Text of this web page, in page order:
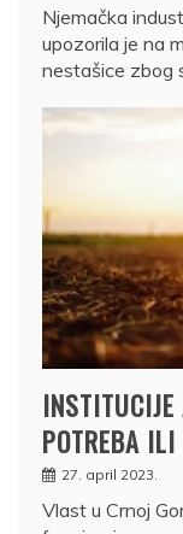
Njemačka
upozorila je na
nestašice zbog
POTREBA
27. april 2023.
Vlast u Crnoj